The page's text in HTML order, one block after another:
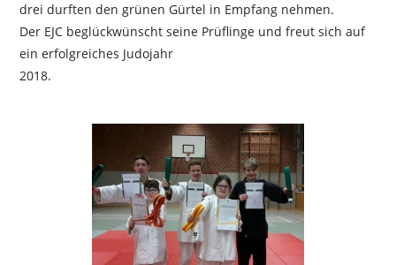
drei durften den grünen Gürtel in Empfang nehmen.
Der EJC beglückwünscht seine Prüflinge und freut sich auf
ein erfolgreiches Judojahr
2018.